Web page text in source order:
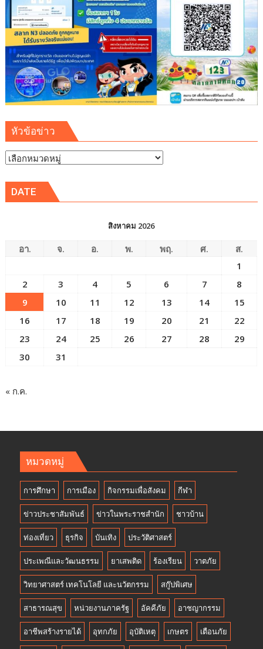
หัวข้อข่าว
หัวข้อ
DATE
สิงหาคม 2026
อา. จ. อ. พ. พฤ. ศ.
ส.
1
2
3 4 5 6 7
8
9
10 11 12 13 14
15
16
17 18 19 20 21
22
23
24 25 26 27 28
29
30
31
« ก.ค.
หมวดหมู่
การศึกษา การเมือง กิจกรรมเพื่อสังคม กีฬา
ข่าวประชาสัมพันธ์ ข่าวในพระราชสำนัก ชาวบ้าน
ท่องเที่ยว ธุรกิจ บันเทิง ประวัติศาสตร์
ประเพณีและวัฒนธรรม ยาเสพติด ร้องเรียน วาตภัย
วิทยาศาสตร์ เทคโนโลยี และนวัตกรรม สกู๊ปพิเศษ
สาธารณสุข หน่วยงานภาครัฐ อัคคีภัย อาชญากรรม
อาชีพสร้างรายได้ อุทกภัย อุบัติเหตุ เกษตร เตือนภัย